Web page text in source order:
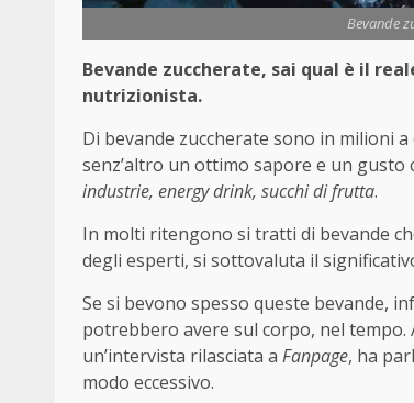
Bevande
Bevande zuccherate, sai qual è il
nutrizionista.
Di bevande zuccherate sono in milioni
senz’altro un ottimo sapore e un gusto
industrie, energy drink, succhi di frutta.
In molti ritengono si tratti di bevande
degli esperti, si sottovaluta il
Se si bevono spesso queste bevande,
potrebbero avere sul corpo, nel
un’intervista rilasciata a Fanpage, ha
modo eccessivo.